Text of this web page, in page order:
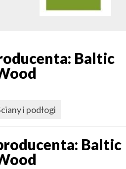
Baltic
i podłogi
Baltic